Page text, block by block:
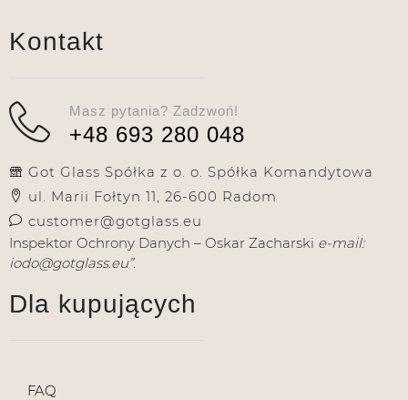
Kontakt
Masz pytania? Zadzwoń!
+48 693 280 048
Got Glass Spółka z o. o. Spółka Komandytowa
ul. Marii Fołtyn 11, 26-600 Radom
customer@gotglass.eu
Inspektor Ochrony Danych – Oskar Zacharski e-mail:
iodo@gotglass.eu”.
Dla kupujących
FAQ